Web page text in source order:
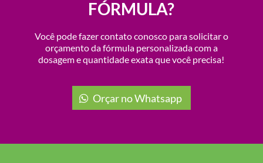
FÓRMULA?
Você pode fazer contato conosco para solicitar o
orçamento da fórmula personalizada com a
dosagem e quantidade exata que você precisa!
Orçar no Whatsapp